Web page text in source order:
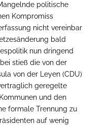
politische
Kompromiss
nicht vereinbar
bald
nun dringend
stieß die von der
von der Leyen (CDU)
geregelte
und den
formale Trennung zu
auf wenig